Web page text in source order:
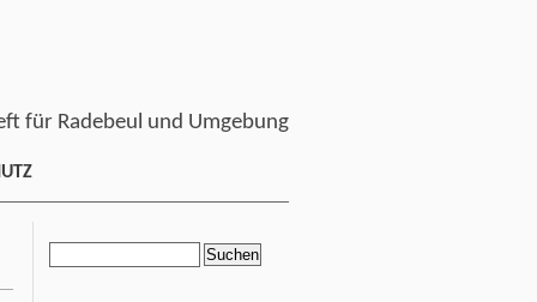
für Radebeul und Umgebung